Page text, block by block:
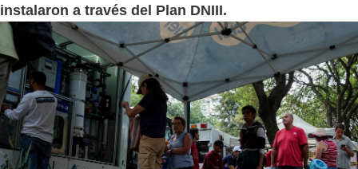
instalaron a través del Plan DNIII.